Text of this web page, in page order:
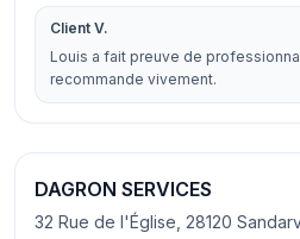
Client V.
Louis a fait preuve de
recommande vivement.
DAGRON SERVICES
32 Rue de l'Église, 28120